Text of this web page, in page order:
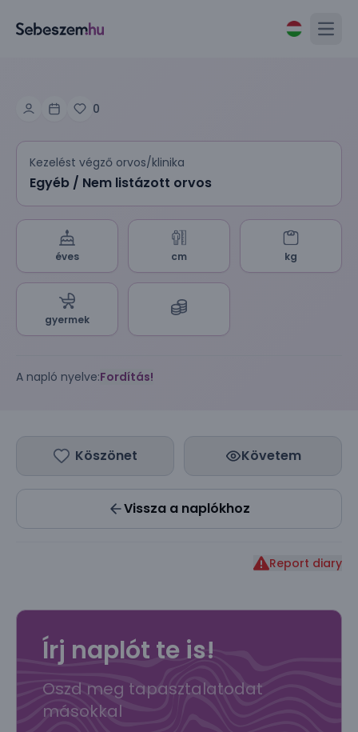
0
Kezelést végző orvos/klinika
Egyéb / Nem listázott orvos
éves cm kg
gyermek
A napló nyelve:Fordítás!
Köszönet Követem
Vissza a naplókhoz
Report diary
Írj naplót te is!
Oszd meg tapasztalatodat
másokkal